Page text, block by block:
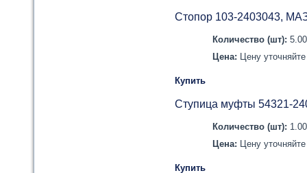
Стопор 103-2403043,
Количество (шт):
Цена: Цену
Купить
Ступица муфты 54321-
Количество (шт):
Цена: Цену
Купить